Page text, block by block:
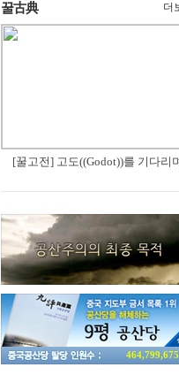
꿀古典 더
[꿀고전] 고도((Godot))를 기다리
464,799,675